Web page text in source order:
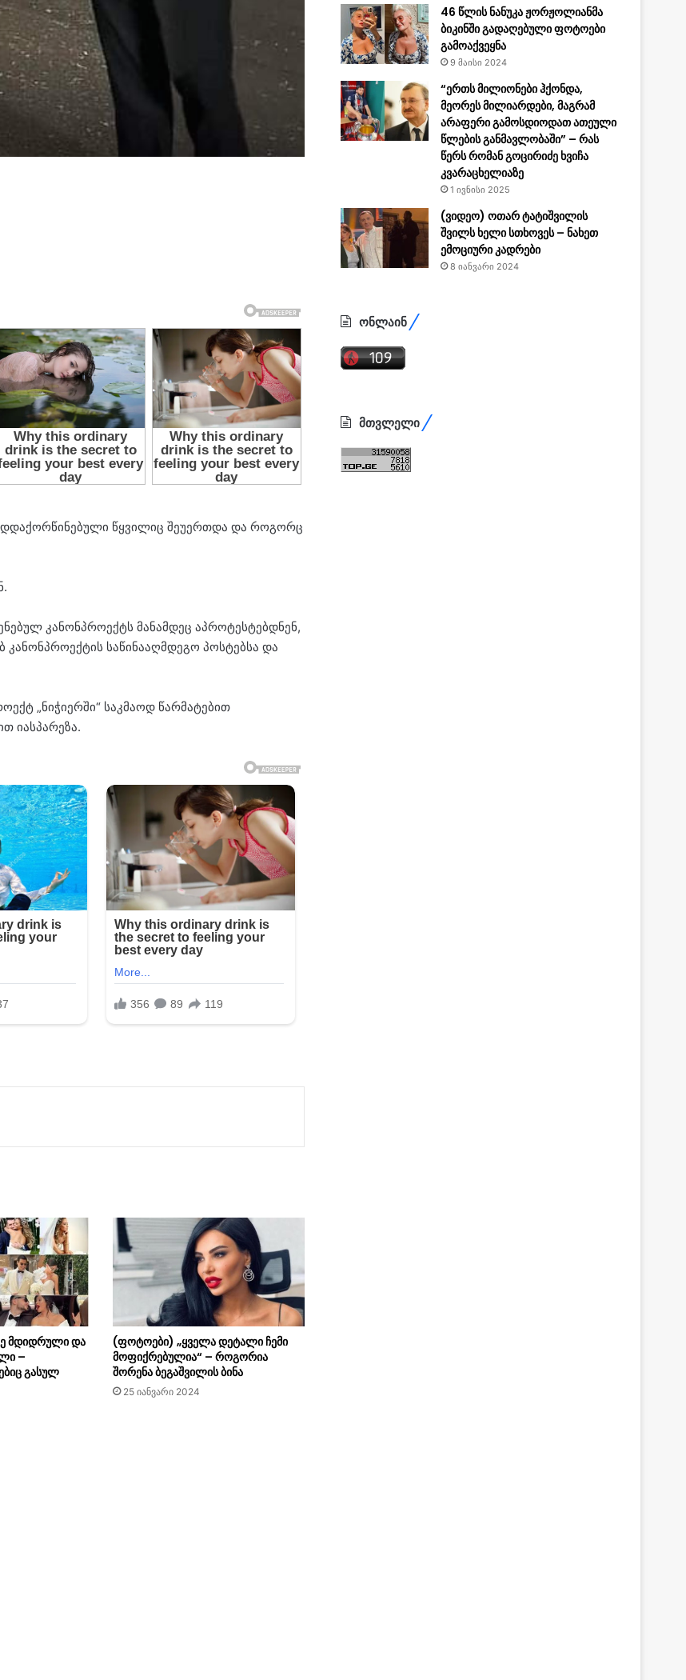
წყვილიც შეუერთდა და როგორც
კანონპროექტს მანამდეც აპროტესტებდნენ,
კანონპროექტის საწინააღმდეგო პოსტებსა და
„ნიჭიერში“ საკმაოდ წარმატებით
იასპარეზა.
მდიდრული და
–
გასულ
(ფოტოები) „ყველა დეტალი ჩემი
მოფიქრებულია“ – როგორია
შორენა ბეგაშვილის ბინა
25 იანვარი 2024
46 წლის ნანუკა ჟორჟოლიანმა
ბიკინში გადაღებული ფოტოები
გამოაქვეყნა
9 მაისი 2024
“ერთს მილიონები ჰქონდა,
მეორეს მილიარდები, მაგრამ
არაფერი გამოსდიოდათ ათეული
წლების განმავლობაში” – რას
წერს რომან გოცირიძე ხვიჩა
კვარაცხელიაზე
1 ივნისი 2025
(ვიდეო) ოთარ ტატიშვილის
შვილს ხელი სთხოვეს – ნახეთ
ემოციური კადრები
8 იანვარი 2024
ონლაინ
მთვლელი